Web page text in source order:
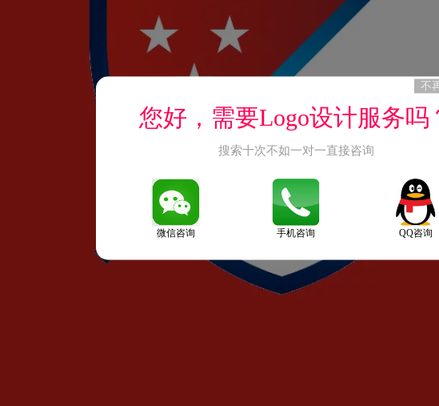
不
您好，需要Logo设计服务吗
搜索十次不如一对一直接咨询
微信咨询 手机咨询 QQ咨询